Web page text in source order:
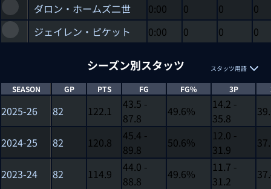
ダロン・ホームズ二世
0:00 0 0
0
ジェイレン・ピケット
0:00 0 0 0
シーズン別スタッツ スタッツ用語
SEASON GP PTS FG FG% 3P
2025-26 82 122.1
43.5 -
87.8
49.6%
14.2 -
35.8
2024-25 82 120.8
45.4 -
89.8
50.6%
12.0 -
31.9
2023-24 82 114.9
44.0 -
88.8
49.6%
11.7 -
31.2